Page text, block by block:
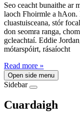
Seo ceacht bunaithe ar
laoch Fhoirmle a hAon.
cluastuisceana, stór
don seomra ranga,
gcleachtaí. Eddie
mótarspóirt, rásaíocht
Read more »
Open side menu
Sidebar
Cuardaigh